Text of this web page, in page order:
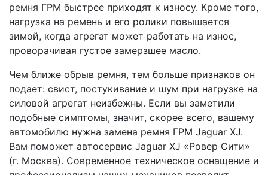
ремня ГРМ быстрее приходят к износу. Кроме того,
нагрузка на ремень и его ролики повышается
зимой, когда агрегат может работать на износ,
проворачивая густое замерзшее масло.
Чем ближе обрыв ремня, тем больше признаков он
подает: свист, постукивание и шум при нагрузке на
силовой агрегат неизбежны. Если вы заметили
подобные симптомы, значит, скорее всего, вашему
автомобилю нужна замена ремня ГРМ Jaguar XJ.
Вам поможет автосервис Jaguar XJ «Ровер Сити»
(г. Москва). Современное техническое оснащение и